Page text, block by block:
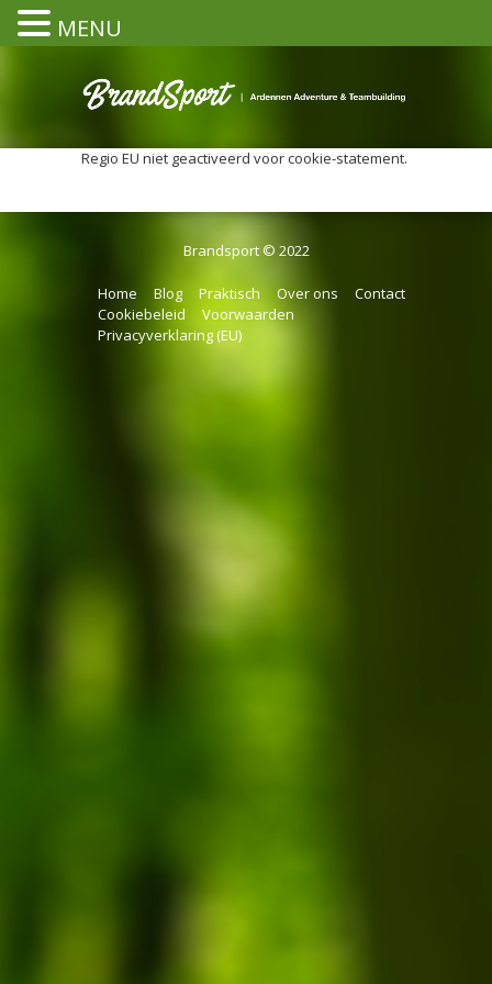
Regio EU niet geactiveerd voor cookie-statement.
Brandsport © 2022
Home Blog Praktisch Over ons
Contact
Cookiebeleid
Voorwaarden
Privacyverklaring (EU)
MENU